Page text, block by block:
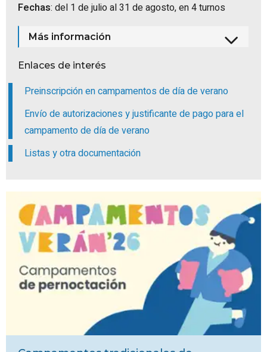
Fechas: del 1 de julio al 31 de agosto, en 4 turnos
Más información
Enlaces de interés
Preinscripción en campamentos de día de verano
Envío de autorizaciones y justificante de pago para el
campamento de día de verano
Listas y otra documentación